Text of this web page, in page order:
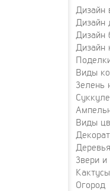
Дизайн
Дизайн
Дизайн
Дизайн
Виды
Зелень
Виды
Звери
Кактусы
Огород